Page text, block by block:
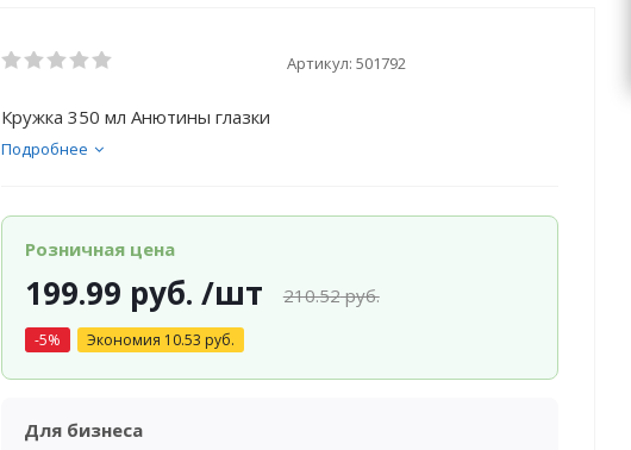
Артикул: 501792
Кружка 350 мл Анютины глазки
Подробнее
Розничная цена
199.99 руб. /шт 210.52руб.
-5% Экономия 10.53 руб.
Для бизнеса